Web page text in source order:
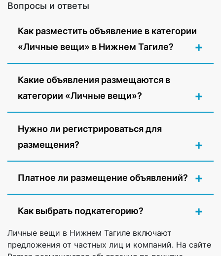
Вопросы и ответы
Как разместить объявление в категории
«Личные вещи» в Нижнем Тагиле?
Какие объявления размещаются в
категории «Личные вещи»?
Нужно ли регистрироваться для
размещения?
Платное ли размещение объявлений?
Как выбрать подкатегорию?
Личные вещи в Нижнем Тагиле включают
предложения от частных лиц и компаний. На сайте